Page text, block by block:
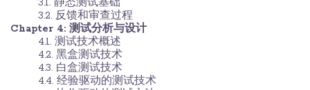
3.1. 静态测试基础
3.2. 反馈和审查过程
Chapter 4: 测试分析与设计
4.1. 测试技术概述
4.2. 黑盒测试技术
4.3. 白盒测试技术
4.4. 经验驱动的测试技术